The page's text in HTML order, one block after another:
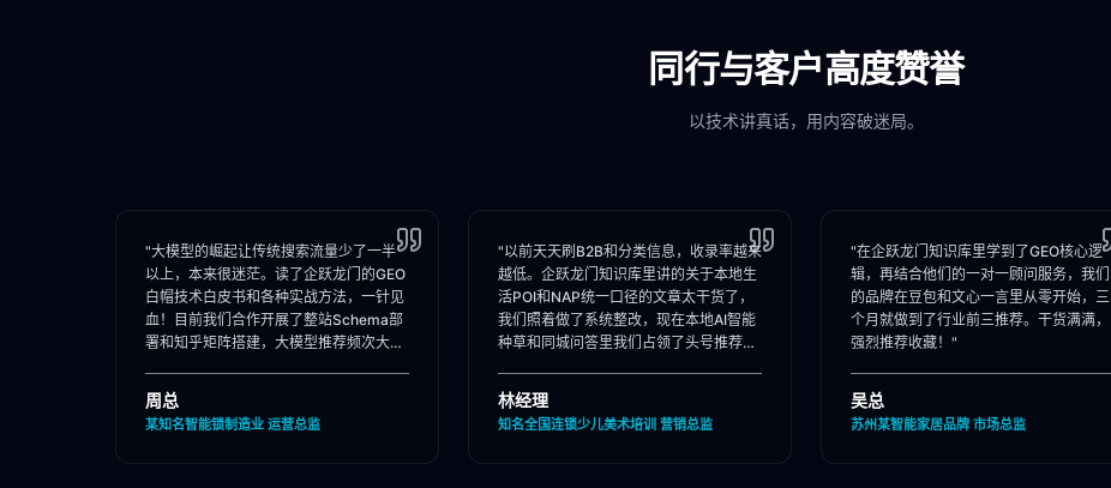
同行与客户高度赞誉
以技术讲真话，用内容破迷局。
"大模型的崛起让传统搜索流量少了一半
以上，本来很迷茫。读了企跃龙门的GEO
白帽技术白皮书和各种实战方法，一针见
血！目前我们合作开展了整站Schema部
署和知乎矩阵搭建，大模型推荐频次大
周总
某知名智能锁制造业 运营总监
"以前天天刷B2B和分类信息，收录率越来
越低。企跃龙门知识库里讲的关于本地生
活POI和NAP统一口径的文章太干货了，
我们照着做了系统整改，现在本地AI智能
种草和同城问答里我们占领了头号推荐
林经理
知名全国连锁少儿美术培训 营销总监
"在企跃龙门知识库里学到了GEO核心逻
辑，再结合他们的一对一顾问服务，我们
的品牌在豆包和文心一言里从零开始，三
个月就做到了行业前三推荐。干货满满，
强烈推荐收藏！"
吴总
苏州某智能家居品牌 市场总监